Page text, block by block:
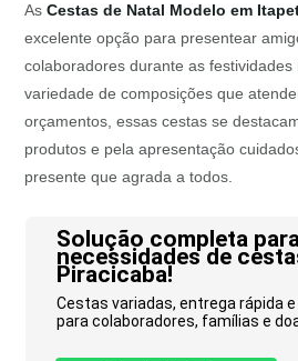
AsCestas de Natal Modelo em
excelente opção para presentear
colaboradores durante as festividades
variedade de composições que
orçamentos, essas cestas se
produtos e pela apresentação
presente que agrada a todos.
Solução completa
necessidades de
Piracicaba!
Cestas variadas, entrega rápida
para colaboradores, famílias e